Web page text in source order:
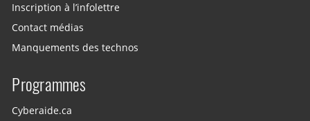
Inscription à l’infolettre
Contact médias
Manquements des technos
Programmes
Cyberaide.ca